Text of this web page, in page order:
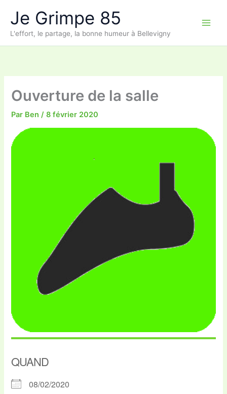
contenu
Je Grimpe 85
L'effort, le partage, la bonne humeur à Bellevigny
Ouverture de la salle
Par Ben/8 février 2020
QUAND
08/02/2020